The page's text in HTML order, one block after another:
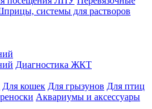
системы для растворов
Диагностика ЖКТ
Для кошек Для грызунов Для птиц
Аквариумы и аксессуары